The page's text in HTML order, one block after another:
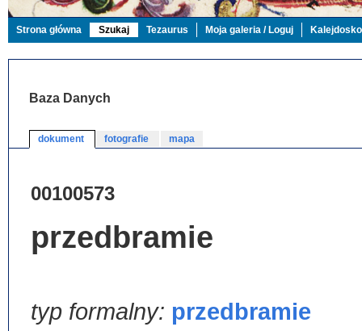
Strona główna Szukaj Tezaurus Moja galeria / Loguj
Baza Danych
dokument fotografie mapa
00100573
przedbramie
typ formalny: przedbramie